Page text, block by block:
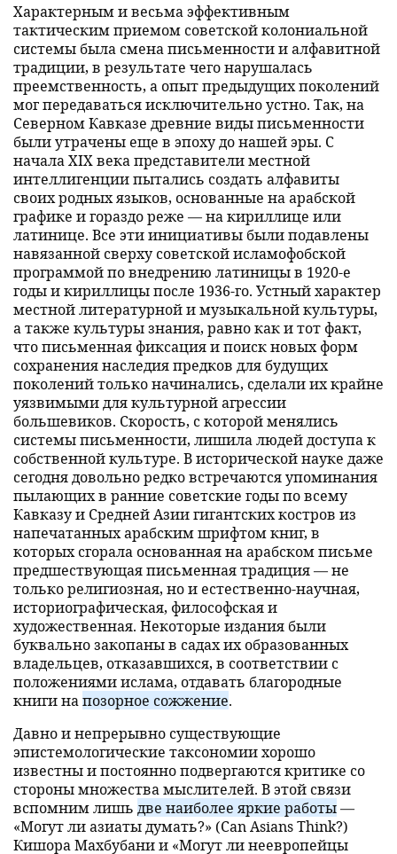
Характерным и весьма эффективным
тактическим приемом советской колониальной
системы была смена письменности и алфавитной
традиции, в результате чего нарушалась
преемственность, а опыт предыдущих поколений
мог передаваться исключительно устно. Так, на
Северном Кавказе древние виды письменности
были утрачены еще в эпоху до нашей эры. С
начала XIX века представители местной
интеллигенции пытались создать алфавиты
своих родных языков, основанные на арабской
графике и гораздо реже — на кириллице или
латинице. Все эти инициативы были подавлены
навязанной сверху советской исламофобской
программой по внедрению латиницы в 1920-е
годы и кириллицы после 1936-го. Устный характер
местной литературной и музыкальной культуры,
а также культуры знания, равно как и тот факт,
что письменная фиксация и поиск новых форм
сохранения наследия предков для будущих
поколений только начинались, сделали их крайне
уязвимыми для культурной агрессии
большевиков. Скорость, с которой менялись
системы письменности, лишила людей доступа к
собственной культуре. В исторической науке даже
сегодня довольно редко встречаются упоминания
пылающих в ранние советские годы по всему
Кавказу и Средней Азии гигантских костров из
напечатанных арабским шрифтом книг, в
которых сгорала основанная на арабском письме
предшествующая письменная традиция — не
только религиозная, но и естественно-научная,
историографическая, философская и
художественная. Некоторые издания были
буквально закопаны в садах их образованных
владельцев, отказавшихся, в соответствии с
положениями ислама, отдавать благородные
книги на позорное сожжение.
Давно и непрерывно существующие
эпистемологические таксономии хорошо
известны и постоянно подвергаются критике со
стороны множества мыслителей. В этой связи
вспомним лишь две наиболее яркие работы—
«Могут ли азиаты думать?» (Can Asians Think?)
Кишора Махбубани и «Могут ли неевропейцы